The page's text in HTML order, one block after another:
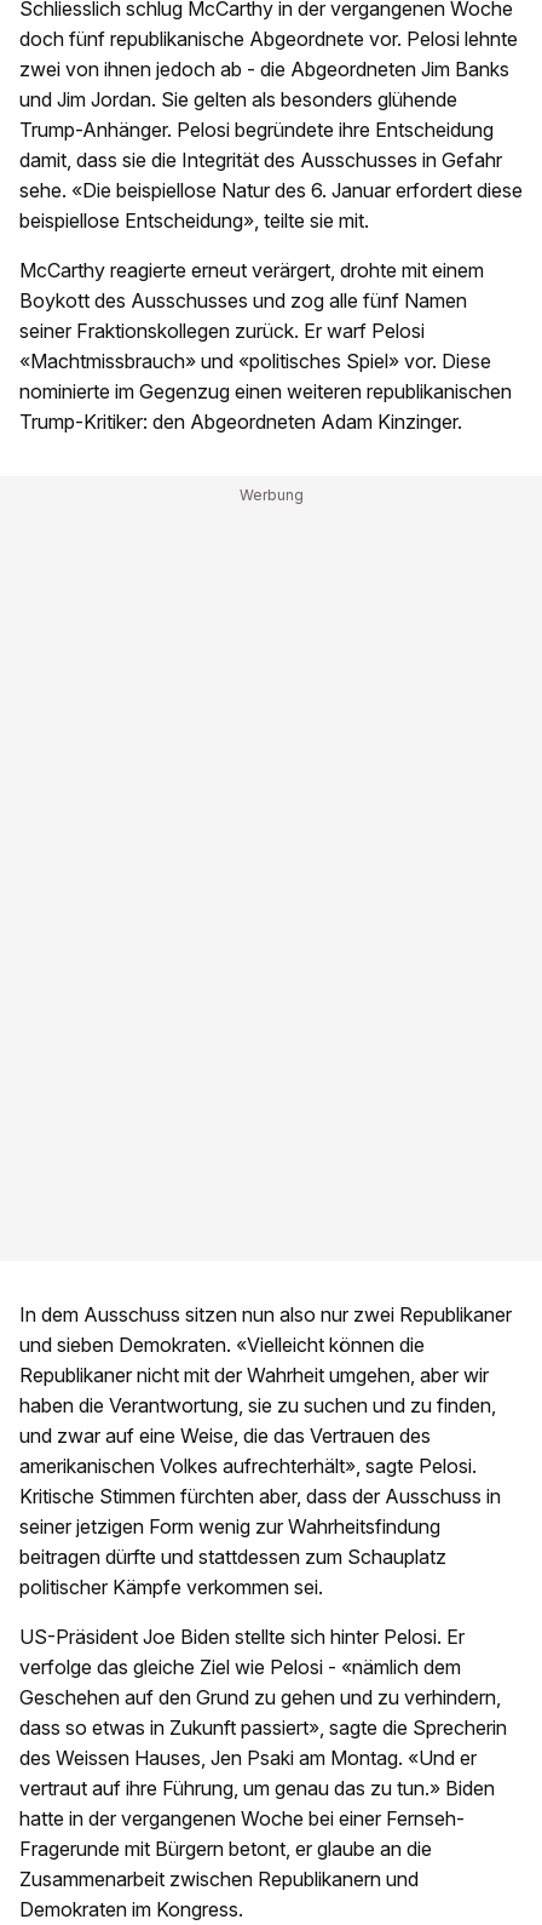
Schliesslich schlug McCarthy in der vergangenen Woche
doch fünf republikanische Abgeordnete vor. Pelosi lehnte
zwei von ihnen jedoch ab - die Abgeordneten Jim Banks
und Jim Jordan. Sie gelten als besonders glühende
Trump-Anhänger. Pelosi begründete ihre Entscheidung
damit, dass sie die Integrität des Ausschusses in Gefahr
sehe. «Die beispiellose Natur des 6. Januar erfordert diese
beispiellose Entscheidung», teilte sie mit.
McCarthy reagierte erneut verärgert, drohte mit einem
Boykott des Ausschusses und zog alle fünf Namen
seiner Fraktionskollegen zurück. Er warf Pelosi
«Machtmissbrauch» und «politisches Spiel» vor. Diese
nominierte im Gegenzug einen weiteren republikanischen
Trump-Kritiker: den Abgeordneten Adam Kinzinger.
In dem Ausschuss sitzen nun also nur zwei Republikaner
und sieben Demokraten. «Vielleicht können die
Republikaner nicht mit der Wahrheit umgehen, aber wir
haben die Verantwortung, sie zu suchen und zu finden,
und zwar auf eine Weise, die das Vertrauen des
amerikanischen Volkes aufrechterhält», sagte Pelosi.
Kritische Stimmen fürchten aber, dass der Ausschuss in
seiner jetzigen Form wenig zur Wahrheitsfindung
beitragen dürfte und stattdessen zum Schauplatz
politischer Kämpfe verkommen sei.
US-Präsident Joe Biden stellte sich hinter Pelosi. Er
verfolge das gleiche Ziel wie Pelosi - «nämlich dem
Geschehen auf den Grund zu gehen und zu verhindern,
dass so etwas in Zukunft passiert», sagte die Sprecherin
des Weissen Hauses, Jen Psaki am Montag. «Und er
vertraut auf ihre Führung, um genau das zu tun.» Biden
hatte in der vergangenen Woche bei einer Fernseh-
Fragerunde mit Bürgern betont, er glaube an die
Zusammenarbeit zwischen Republikanern und
Demokraten im Kongress.